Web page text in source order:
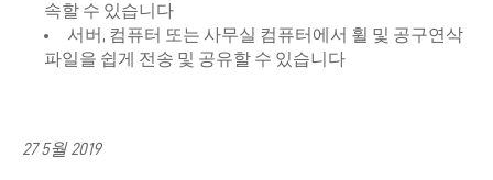
속할 수 있습니다
서버, 컴퓨터 또는 사무실 컴퓨터에서 휠 및 공구연삭
파일을 쉽게 전송 및 공유할 수 있습니다
27 5월 2019